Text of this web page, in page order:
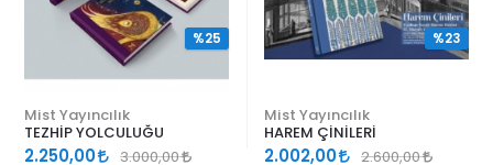
Mist Yayıncılık
TEZHİP YOLCULUĞU
2.250,00 3.000,00
%25
Mist Yayıncılık
HAREM ÇİNİLERİ
2.002,00 2.600,00
%23